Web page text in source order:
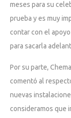
meses para su
prueba y es muy
contar con el
para sacarla
Por su parte,
comentó al
nuevas
consideramos que